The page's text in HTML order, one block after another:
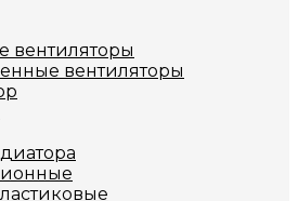
вентиляторы
вентиляторы